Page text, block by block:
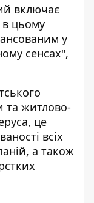
включає
цьому
у
сенсах",
та житлово-
це
всіх
а також